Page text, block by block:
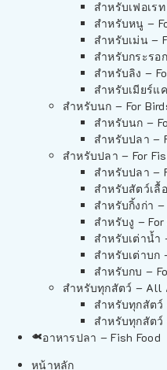
สำหรับเฟอเร
สำหรับหนู –
สำหรับเม่น –
สำหรับกระรอ
สำหรับลิง –
สำหรับเมียร์แ
สำหรับนก – For
สำหรับนก –
สำหรับปลา –
สำหรับปลา – For
สำหรับปลา –
สำหรับสัตว์เลื้
สำหรับกิ้งก่า –
สำหรับงู – For
สำหรับเต่าน้ำ
สำหรับเต่าบก
สำหรับกบ –
สำหรับทุกสัตว์ – All
สำหรับทุกสัต
สำหรับทุกสัต
อาหารปลา – Fish Food
หน้าหลัก